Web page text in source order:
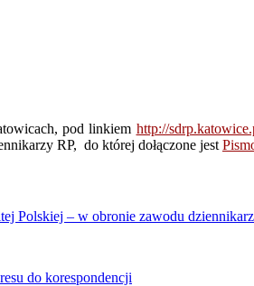
pod linkiem http://
RP, do której dołączone jest
Polskiej – w obronie zawodu
do korespondencji